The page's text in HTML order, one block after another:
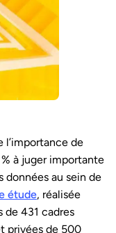
l’importance de
% à juger importante
données au sein de
étude, réalisée
de 431 cadres
privées de 500